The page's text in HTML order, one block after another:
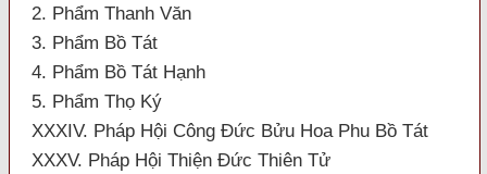
2. Phẩm Thanh Văn
3. Phẩm Bồ Tát
4. Phẩm Bồ Tát Hạnh
5. Phẩm Thọ Ký
XXXIV. Pháp Hội Công Đức Bửu Hoa Phu Bồ Tát
XXXV. Pháp Hội Thiện Đức Thiên Tử